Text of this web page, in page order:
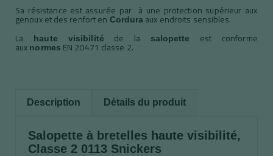
Sa résistance est assurée par à une protection supérieur aux
genoux et des renfort en Cordura aux endroits sensibles.
La haute visibilité de la salopette est conforme
aux normes EN 20471 classe 2.
Description Détails du produit
Salopette à bretelles haute visibilité,
Classe 2 0113 Snickers